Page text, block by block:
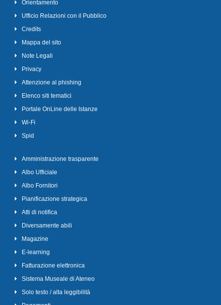
Orientamento
Ufficio Relazioni con il Pubblico
Credits
Mappa del sito
Note Legali
Privacy
Attenzione al phishing
Elenco siti tematici
Portale OnLine delle Istanze
Wi-Fi
Spid
Amministrazione trasparente
Albo Ufficiale
Albo Fornitori
Pianificazione strategica
Atti di notifica
Diversamente abili
Magazine
E-learning
Fatturazione elettronica
Sistema Museale di Ateneo
Solo testo / alta leggibilità